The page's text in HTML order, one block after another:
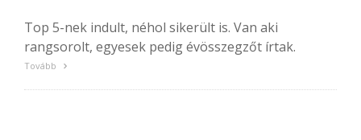
Top 5-nek indult, néhol sikerült is. Van aki
rangsorolt, egyesek pedig évösszegzőt írtak.
Tovább